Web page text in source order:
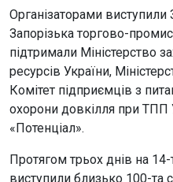
Організаторами виступили
Запорізька торгово-
підтримали Міністерство
ресурсів України,
Комітет підприємців з
охорони довкілля при
«Потенціал».
Протягом трьох днів на
виступили близько 100-та